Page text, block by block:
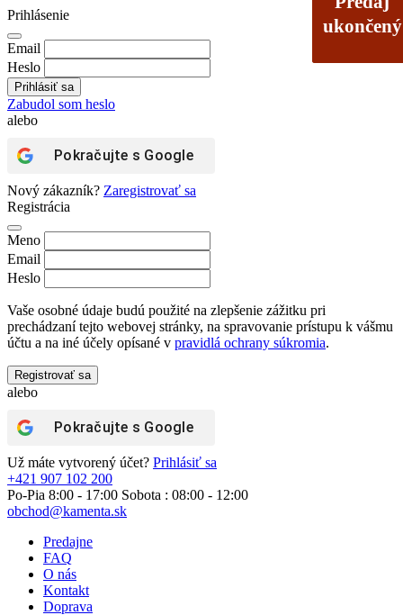
Prihlásenie
Email
Heslo
Zabudol som heslo
alebo
Pokračujte s Google
Nový zákazník? Zaregistrovať sa
Registrácia
Meno
Email
Heslo
Vaše osobné údaje budú použité na zlepšenie zážitku pri
prechádzaní tejto webovej stránky, na spravovanie prístupu k vášmu
účtu a na iné účely opísané v pravidlá ochrany súkromia.
Registrovať sa
alebo
Pokračujte s Google
Už máte vytvorený účet? Prihlásiť sa
+421 907 102 200
Po-Pia 8:00 - 17:00 Sobota : 08:00 - 12:00
obchod@kamenta.sk
Predajne
FAQ
O nás
Kontakt
Doprava
ukončený
ukončený